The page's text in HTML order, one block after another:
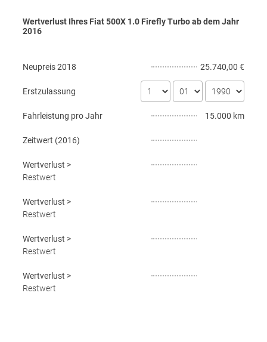
Wertverlust Ihres Fiat 500X 1.0 Firefly Turbo ab dem Jahr
2016
Neupreis2018 25.740,00 €
Erstzulassung
Fahrleistung pro Jahr 15.000 km
Zeitwert (2016)
Wertverlust >
Restwert
Wertverlust >
Restwert
Wertverlust >
Restwert
Wertverlust >
Restwert